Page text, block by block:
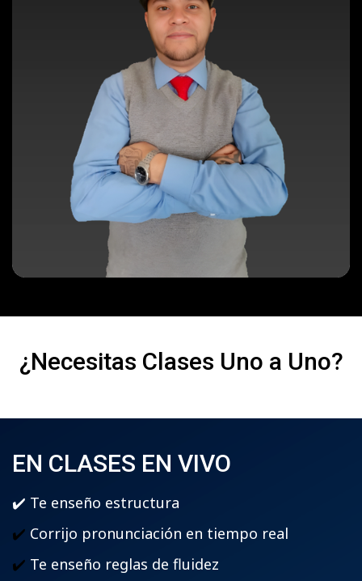
¿Necesitas Clases Uno a Uno?
EN CLASES EN VIVO
✔️ Te enseño estructura
✔️ Corrijo pronunciación en tiempo real
✔️ ­Te enseño reglas de fluidez